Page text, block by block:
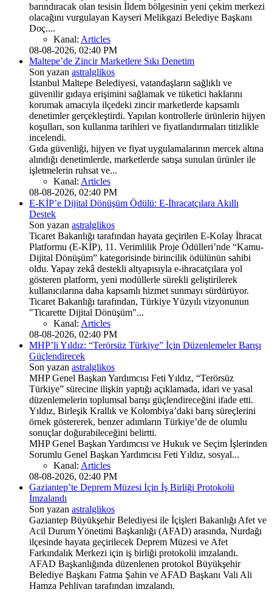
barındıracak olan tesisin İldem bölgesinin yeni çekim merkezi
olacağını vurgulayan Kayseri Melikgazi Belediye Başkanı
Doç....
Kanal: Articles
08-08-2026, 02:40 PM
Maltepe’de Zincir Marketlere Sıkı Denetim
Son yazan astralglikos
İstanbul Maltepe Belediyesi, vatandaşların sağlıklı ve
güvenilir gıdaya erişimini sağlamak ve tüketici haklarını
korumak amacıyla ilçedeki zincir marketlerde kapsamlı
denetimler gerçekleştirdi. Yapılan kontrollerle ürünlerin hijyen
koşulları, son kullanma tarihleri ve fiyatlandırmaları titizlikle
incelendi.
Gıda güvenliği, hijyen ve fiyat uygulamalarının mercek altına
alındığı denetimlerde, marketlerde satışa sunulan ürünler ile
işletmelerin ruhsat ve...
Kanal: Articles
08-08-2026, 02:40 PM
E-KİP’e Dijital Dönüşüm Ödülü: E-İhracatçılara Akıllı
Destek
Son yazan astralglikos
Ticaret Bakanlığı tarafından hayata geçirilen E-Kolay İhracat
Platformu (E-KİP), 11. Verimlilik Proje Ödülleri’nde “Kamu-
Dijital Dönüşüm” kategorisinde birincilik ödülünün sahibi
oldu. Yapay zekâ destekli altyapısıyla e-ihracatçılara yol
gösteren platform, yeni modüllerle sürekli geliştirilerek
kullanıcılarına daha kapsamlı hizmet sunmayı sürdürüyor.
Ticaret Bakanlığı tarafından, Türkiye Yüzyılı vizyonunun
"Ticarette Dijital Dönüşüm"...
Kanal: Articles
08-08-2026, 02:40 PM
MHP’li Yıldız: “Terörsüz Türkiye” İçin Düzenlemeler Barışı
Güçlendirecek
Son yazan astralglikos
MHP Genel Başkan Yardımcısı Feti Yıldız, “Terörsüz
Türkiye” sürecine ilişkin yaptığı açıklamada, idari ve yasal
düzenlemelerin toplumsal barışı güçlendireceğini ifade etti.
Yıldız, Birleşik Krallık ve Kolombiya’daki barış süreçlerini
örnek göstererek, benzer adımların Türkiye’de de olumlu
sonuçlar doğurabileceğini belirtti.
MHP Genel Başkan Yardımcısı ve Hukuk ve Seçim İşlerinden
Sorumlu Genel Başkan Yardımcısı Feti Yıldız, sosyal...
Kanal: Articles
08-08-2026, 02:40 PM
Gaziantep’te Deprem Müzesi İçin İş Birliği Protokolü
İmzalandı
Son yazan astralglikos
Gaziantep Büyükşehir Belediyesi ile İçişleri Bakanlığı Afet ve
Acil Durum Yönetimi Başkanlığı (AFAD) arasında, Nurdağı
ilçesinde hayata geçirilecek Deprem Müzesi ve Afet
Farkındalık Merkezi için iş birliği protokolü imzalandı.
AFAD Başkanlığında düzenlenen protokol Büyükşehir
Belediye Başkanı Fatma Şahin ve AFAD Başkanı Vali Ali
Hamza Pehlivan tarafından imzalandı.